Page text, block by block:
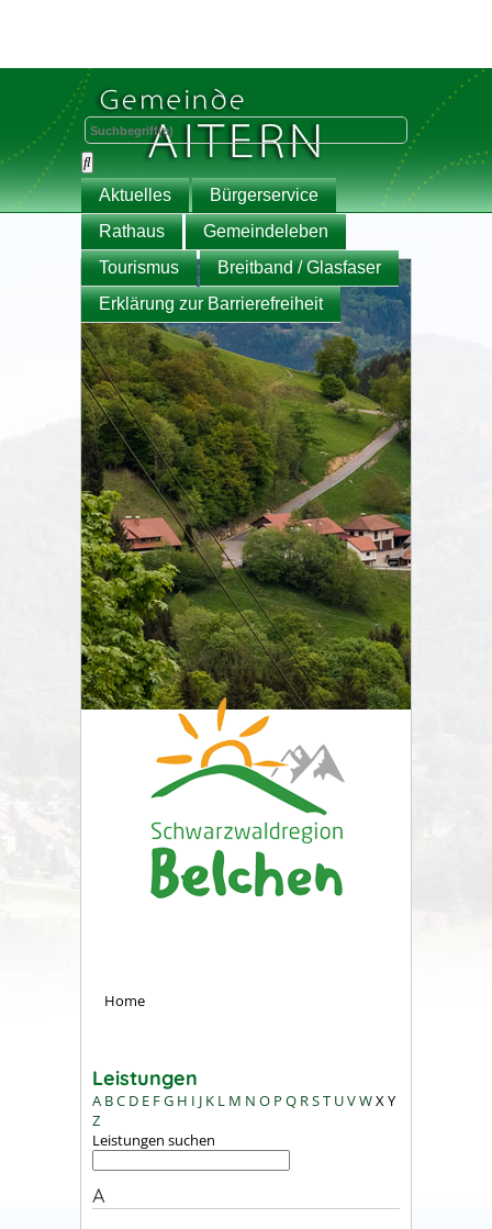
Aktuelles
Bürgerservice
Rathaus
Gemeindeleben
Tourismus
Breitband / Glasfaser
Erklärung zur Barrierefreiheit
Home
Leistungen
A BC D E FG H I J K L M N O P Q RST UVWXY
Z
Leistungen suchen
A